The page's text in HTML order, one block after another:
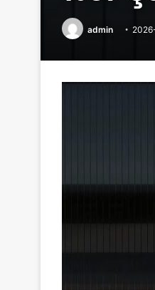
admin